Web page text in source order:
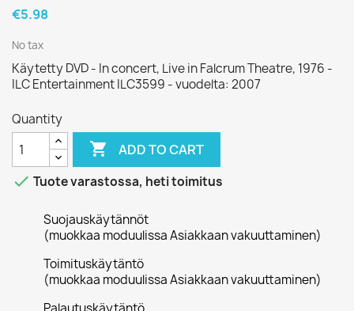
€5.98
No tax
Käytetty DVD - In concert, Live in Falcrum Theatre, 1976 -
ILC Entertainment ILC3599 - vuodelta: 2007
Quantity
 ADD TO CART
 Tuote varastossa, heti toimitus
Suojauskäytännöt
(muokkaa moduulissa Asiakkaan vakuuttaminen)
Toimituskäytäntö
(muokkaa moduulissa Asiakkaan vakuuttaminen)